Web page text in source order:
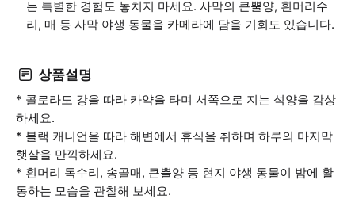
는 특별한 경험도 놓치지 마세요. 사막의 큰뿔양, 흰머리수
리, 매 등 사막 야생 동물을 카메라에 담을 기회도 있습니다.
상품설명
* 콜로라도 강을 따라 카약을 타며 서쪽으로 지는 석양을 감상
하세요.
* 블랙 캐니언을 따라 해변에서 휴식을 취하며 하루의 마지막
햇살을 만끽하세요.
* 흰머리 독수리, 송골매, 큰뿔양 등 현지 야생 동물이 밤에 활
동하는 모습을 관찰해 보세요.